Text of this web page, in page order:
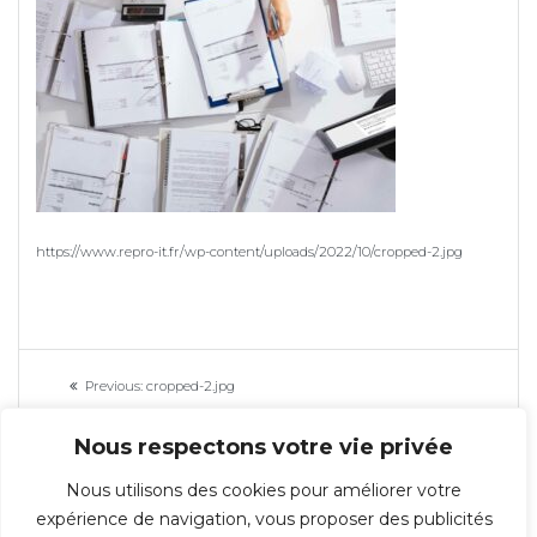
Nous respectons votre vie privée
Nous utilisons des cookies pour améliorer votre
expérience de navigation, vous proposer des publicités
https://www.repro-it.fr/wp-content/uploads/2022/10/cropped-2.jpg
de
l’article
Previous: Previous
cropped-2.jpg